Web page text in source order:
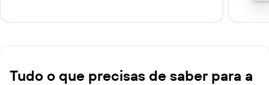
Tudo o que precisas de saber para a